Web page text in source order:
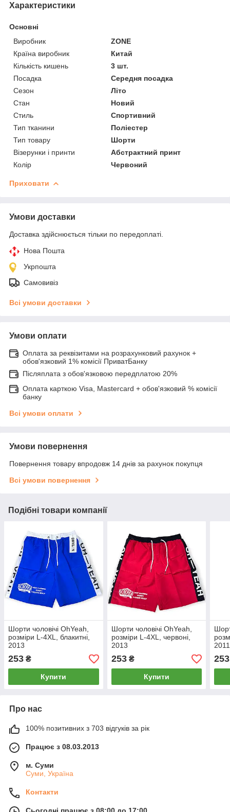
Характеристики
Основні
Виробник
ZONE
Країна виробник
Китай
Кількість кишень
3 шт.
Посадка
Середня посадка
Сезон
Літо
Стан
Новий
Стиль
Спортивний
Тип тканини
Поліестер
Тип товару
Шорти
Візерунки і принти
Абстрактний принт
Колір
Червоний
Приховати
Умови доставки
Доставка здійснюється тільки по передоплаті.
Нова Пошта
Укрпошта
Самовивіз
Всі умови доставки
Умови оплати
Оплата за реквізитами на розрахунковий рахунок +
обов'язковий 1% комісії ПриватБанку
Післяплата з обов'язковою передплатою 20%
Оплата карткою Visa, Mastercard + обов'язковий % комісії
банку
Всі умови оплати
Умови повернення
Повернення товару впродовж 14 днів за рахунок покупця
Всі умови повернення
Подібні товари компанії
Шорти чоловічі OhYeah,
розміри L-4XL, блакитні,
2013
253 ₴
Купити
Шорти чоловічі OhYeah,
розміри L-4XL, червоні,
2013
253₴
Купити
2011
253
Про нас
100% позитивних з 703 відгуків за рік
Працює з 08.03.2013
м. Суми
Суми, Україна
Контакти